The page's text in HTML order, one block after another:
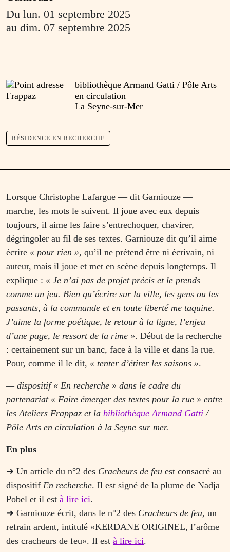
Du lun. 01 septembre 2025
au dim. 07 septembre 2025
bibliothèque Armand Gatti / Pôle Arts
en circulation
La Seyne-sur-Mer
RÉSIDENCE EN RECHERCHE
Lorsque Christophe Lafargue — dit Garniouze —
marche, les mots le suivent. Il joue avec eux depuis
toujours, il aime les faire s’entrechoquer, chavirer,
dégringoler au fil de ses textes. Garniouze dit qu’il aime
écrire « pour rien », qu’il ne prétend être ni écrivain, ni
auteur, mais il joue et met en scène depuis longtemps. Il
explique : « Je n’ai pas de projet précis et le prends
comme un jeu. Bien qu’écrire sur la ville, les gens ou les
passants, à la commande et en toute liberté me taquine.
J’aime la forme poétique, le retour à la ligne, l’enjeu
d’une page, le ressort de la rime ». Début de la recherche
: certainement sur un banc, face à la ville et dans la rue.
Pour, comme il le dit, « tenter d’étirer les saisons ».
— dispositif « En recherche » dans le cadre du
partenariat « Faire émerger des textes pour la rue » entre
les Ateliers Frappaz et la bibliothèque Armand Gatti /
Pôle Arts en circulation à la Seyne sur mer.
En plus
➜ Un article du n°2 des Cracheurs de feu est consacré au
dispositif En recherche. Il est signé de la plume de Nadja
Pobel et il est à lire ici.
➜ Garniouze écrit, dans le n°2 des Cracheurs de feu, un
refrain ardent, intitulé «KERDANE ORIGINEL, l’arôme
des cracheurs de feu». Il est à lire ici.